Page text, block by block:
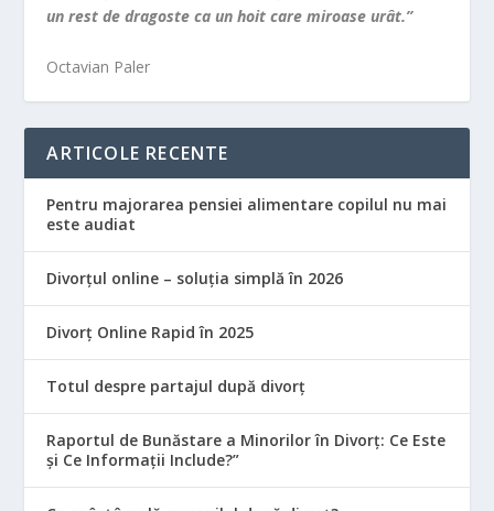
un rest de dragoste ca un hoit care miroase urât.”
Octavian Paler
ARTICOLE RECENTE
Pentru majorarea pensiei alimentare copilul nu mai
este audiat
Divorțul online – soluția simplă în 2026
Divorț Online Rapid în 2025
Totul despre partajul după divorț
Raportul de Bunăstare a Minorilor în Divorț: Ce Este
și Ce Informații Include?”